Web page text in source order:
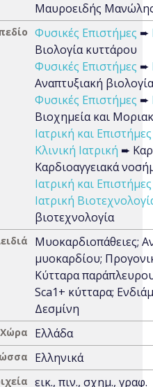
Μαυροειδής
Φυσικές Επιστήμες ➨
Βιολογία κυττάρου
Φυσικές Επιστήμες ➨
Αναπτυξιακή βιολογία
Φυσικές Επιστήμες ➨
Βιοχημεία και
Ιατρική και
Κλινική Ιατρική ➨
Καρδιοαγγειακά
Ιατρική και
Ιατρική
βιοτεχνολογία
Μυοκαρδιοπάθειες;
μυοκαρδίου;
Κύτταρα
Sca1+ κύτταρα;
Δεσμίνη
Χώρα Ελλάδα
Ελληνικά
εικ., πιν., σχημ., γραφ.